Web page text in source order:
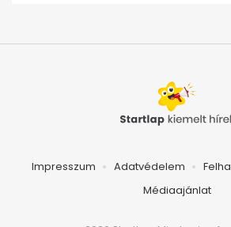
Impresszum Adatvédelem
Médiaajánlat